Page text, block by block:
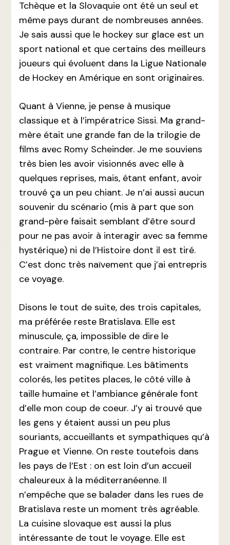
Tchèque et la Slovaquie ont été un seul et
même pays durant de nombreuses années.
Je sais aussi que le hockey sur glace est un
sport national et que certains des meilleurs
joueurs qui évoluent dans la Ligue Nationale
de Hockey en Amérique en sont originaires.
Quant à Vienne, je pense à musique
classique et à l’impératrice Sissi. Ma grand-
mère était une grande fan de la trilogie de
films avec Romy Scheinder. Je me souviens
très bien les avoir visionnés avec elle à
quelques reprises, mais, étant enfant, avoir
trouvé ça un peu chiant. Je n’ai aussi aucun
souvenir du scénario (mis à part que son
grand-père faisait semblant d’être sourd
pour ne pas avoir à interagir avec sa femme
hystérique) ni de l’Histoire dont il est tiré.
C’est donc très naïvement que j’ai entrepris
ce voyage.
Disons le tout de suite, des trois capitales,
ma préférée reste Bratislava. Elle est
minuscule, ça, impossible de dire le
contraire. Par contre, le centre historique
est vraiment magnifique. Les bâtiments
colorés, les petites places, le côté ville à
taille humaine et l’ambiance générale font
d’elle mon coup de coeur. J’y ai trouvé que
les gens y étaient aussi un peu plus
souriants, accueillants et sympathiques qu’à
Prague et Vienne. On reste toutefois dans
les pays de l’Est : on est loin d’un accueil
chaleureux à la méditerranéenne. Il
n’empêche que se balader dans les rues de
Bratislava reste un moment très agréable.
La cuisine slovaque est aussi la plus
intéressante de tout le voyage. Elle est